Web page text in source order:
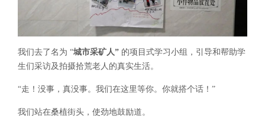
我们去了名为 “城市采矿人” 的项目式学习小组，引导和帮助学
生们采访及拍摄拾荒老人的真实生活。
“走！没事，真没事。我们在这里等你。你就搭个话！”
我们站在桑植街头，使劲地鼓励道。